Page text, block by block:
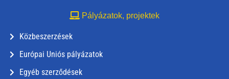
Pályázatok, projektek
Közbeszerzések
Európai Uniós pályázatok
Egyéb szerződések